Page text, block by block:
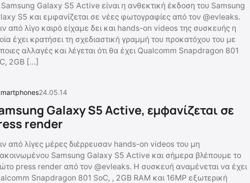
Galaxy S5 Active είναι η ανθεκτική έκδοση του Samsung
S5 και εμφανίζεται σε νέες φωτογραφίες από τον @evleaks.
από λίγο καιρό είχαμε δει και hands-on videos της συσκευής η
έχει κρατήσει τη σχεδιαστική γραμμή του προκατόχου του με
αλλαγές και λέγεται ότι θα έχει Qualcomm Snapdragon 801
2GB […]
24.05.14
Galaxy S5 Active, εμφανίζεται σε
render
από λίγες μέρες διέρρευσαν hands-on videos του μη
Samsung Galaxy S5 Active και σήμερα βλέπουμε το
press render από τον @evleaks. Η συσκευή αναμένεται να έχει
Snapdragon 801 SoC, , 2GB RAM και 16MP εξωτερική